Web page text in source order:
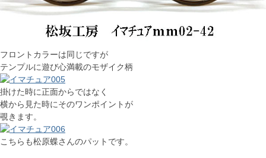
フロントカラーは同じですが
テンプルに遊び心満載のモザイク柄
掛けた時に正面からではなく
横から見た時にそのワンポイントが
覗きます。
こちらも松原蝶さんのパットです。